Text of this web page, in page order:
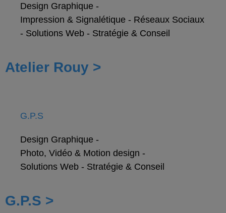
Design Graphique -
Impression & Signalétique - Réseaux Sociaux
- Solutions Web - Stratégie & Conseil
Atelier Rouy >
G.P.S
Design Graphique -
Photo, Vidéo & Motion design -
Solutions Web - Stratégie & Conseil
G.P.S >